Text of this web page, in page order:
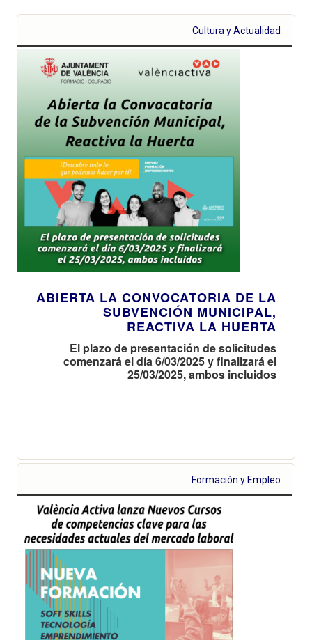
Cultura y Actualidad
ABIERTA LA CONVOCATORIA DE LA
SUBVENCIÓN MUNICIPAL,
REACTIVA LA HUERTA
El plazo de presentación de solicitudes
comenzará el día 6/03/2025 y finalizará el
25/03/2025, ambos incluidos
Formación y Empleo